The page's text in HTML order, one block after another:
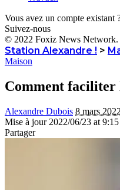
Vous avez un compte existant
Suivez-nous
© 2022 Foxiz News Network.
Station Alexandre ! >
Maison
Comment faciliter
Alexandre Dubois 8 mars 2022
Mise à jour 2022/06/23 at
Partager